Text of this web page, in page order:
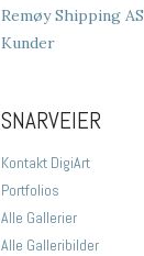
Remøy Shipping AS
Kunder
SNARVEIER
Kontakt DigiArt
Portfolios
Alle Gallerier
Alle Galleribilder